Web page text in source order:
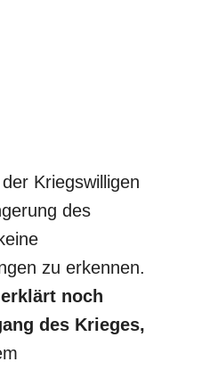
Kriegswilligen
des
zu erkennen.
noch
des Krieges,